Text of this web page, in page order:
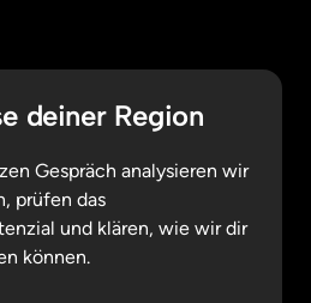
deiner Region
Gespräch analysieren wir
prüfen das
und klären, wie wir dir
können.